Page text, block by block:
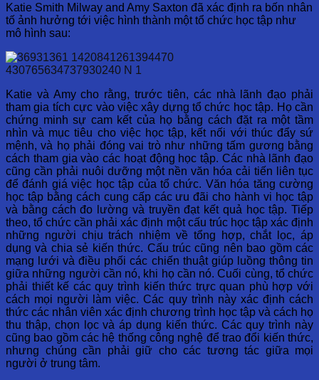
Katie Smith Milway and Amy Saxton đã xác định ra bốn nhân
tố ảnh hưởng tới việc hình thành một tổ chức học tập như
mô hình sau:
Katie và Amy cho rằng, trước tiên, các nhà lãnh đạo phải
tham gia tích cực vào việc xây dựng tổ chức học tập. Họ cần
chứng minh sự cam kết của họ bằng cách đặt ra một tầm
nhìn và mục tiêu cho việc học tập, kết nối với thúc đẩy sứ
mệnh, và họ phải đóng vai trò như những tấm gương bằng
cách tham gia vào các hoạt động học tập. Các nhà lãnh đạo
cũng cần phải nuôi dưỡng một nền văn hóa cải tiến liên tục
để đánh giá việc học tập của tổ chức. Văn hóa tăng cường
học tập bằng cách cung cấp các ưu đãi cho hành vi học tập
và bằng cách đo lường và truyền đạt kết quả học tập. Tiếp
theo, tổ chức cần phải xác định một cấu trúc học tập xác định
những người chịu trách nhiệm về tổng hợp, chắt lọc, áp
dụng và chia sẻ kiến ​​thức. Cấu trúc cũng nên bao gồm các
mạng lưới và điều phối các chiến thuật giúp luồng thông tin
giữa những người cần nó, khi họ cần nó. Cuối cùng, tổ chức
phải thiết kế các quy trình kiến ​​thức trực quan phù hợp với
cách mọi người làm việc. Các quy trình này xác định cách
thức các nhân viên xác định chương trình học tập và cách họ
thu thập, chọn lọc và áp dụng kiến ​​thức. Các quy trình này
cũng bao gồm các hệ thống công nghệ để trao đổi kiến ​​thức,
nhưng chúng cần phải giữ cho các tương tác giữa mọi
người ở trung tâm.